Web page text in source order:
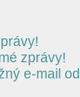
zprávy!
e-mail